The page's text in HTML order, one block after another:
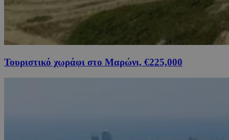
Τουριστικό χωράφι στο Μαρώνι, €225,000